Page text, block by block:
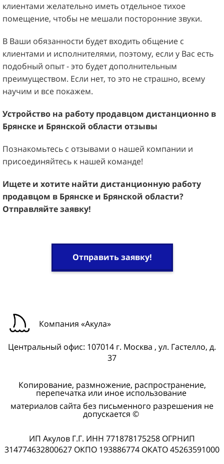
клиентами желательно иметь отдельное тихое
помещение, чтобы не мешали посторонние звуки.
В Ваши обязанности будет входить общение с
клиентами и исполнителями, поэтому, если у Вас есть
подобный опыт - это будет дополнительным
преимуществом. Если нет, то это не страшно, всему
научим и все покажем.
Устройство на работу продавцом дистанционно в
Брянске и Брянской области отзывы
Познакомьтесь с отзывами о нашей компании и
присоединяйтесь к нашей команде!
Ищете и хотите найти дистанционную работу
продавцом в Брянске и Брянской области?
Отправляйте заявку!
Отправить заявку!
Компания «Акула»
Центральный офис: 107014 г. Москва , ул. Гастелло, д.
37
Копирование, размножение, распространение,
перепечатка или иное использование
материалов сайта без письменного разрешения не
допускается ©
ИП Акулов Г.Г. ИНН 771878175258 ОГРНИП
314774632800627 ОКПО 193886774 ОКАТО 45263591000